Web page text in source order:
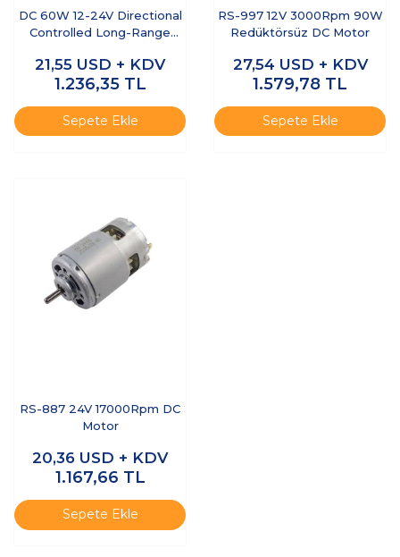
DC 60W 12-24V Directional
Controlled Long-Range
21,55 USD + KDV
1.236,35 TL
Sepete Ekle
RS-997 12V 3000Rpm 90W
Redüktörsüz DC Motor
27,54 USD + KDV
1.579,78 TL
Sepete Ekle
RS-887 24V 17000Rpm DC
Motor
20,36 USD + KDV
1.167,66 TL
Sepete Ekle